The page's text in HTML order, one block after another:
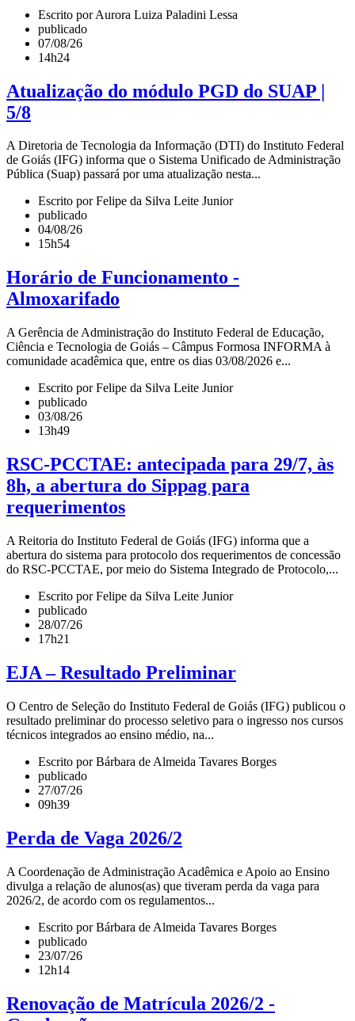
Escrito por Aurora Luiza Paladini Lessa
publicado
07/08/26
14h24
Atualização do módulo PGD do SUAP |
5/8
A Diretoria de Tecnologia da Informação (DTI) do Instituto Federal
de Goiás (IFG) informa que o Sistema Unificado de Administração
Pública (Suap) passará por uma atualização nesta...
Escrito por Felipe da Silva Leite Junior
publicado
04/08/26
15h54
Horário de Funcionamento -
Almoxarifado
A Gerência de Administração do Instituto Federal de Educação,
Ciência e Tecnologia de Goiás – Câmpus Formosa INFORMA à
comunidade acadêmica que, entre os dias 03/08/2026 e...
Escrito por Felipe da Silva Leite Junior
publicado
03/08/26
13h49
RSC-PCCTAE: antecipada para 29/7, às
8h, a abertura do Sippag para
requerimentos
A Reitoria do Instituto Federal de Goiás (IFG) informa que a
abertura do sistema para protocolo dos requerimentos de concessão
do RSC-PCCTAE, por meio do Sistema Integrado de Protocolo,...
Escrito por Felipe da Silva Leite Junior
publicado
28/07/26
17h21
EJA – Resultado Preliminar
O Centro de Seleção do Instituto Federal de Goiás (IFG) publicou o
resultado preliminar do processo seletivo para o ingresso nos cursos
técnicos integrados ao ensino médio, na...
Escrito por Bárbara de Almeida Tavares Borges
publicado
27/07/26
09h39
Perda de Vaga 2026/2
A Coordenação de Administração Acadêmica e Apoio ao Ensino
divulga a relação de alunos(as) que tiveram perda da vaga para
2026/2, de acordo com os regulamentos...
Escrito por Bárbara de Almeida Tavares Borges
publicado
23/07/26
12h14
Renovação de Matrícula 2026/2 -